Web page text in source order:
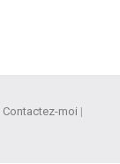
Contactez-moi |